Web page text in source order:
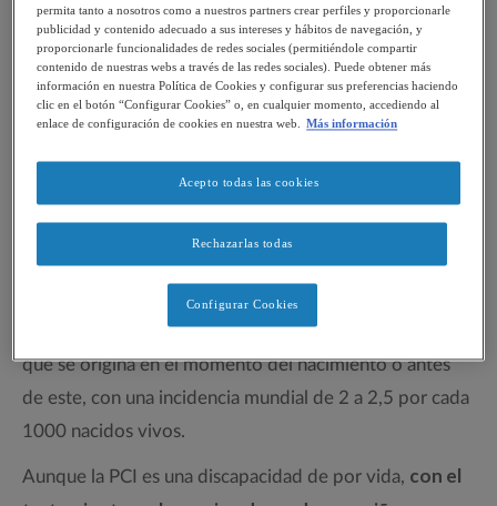
En que consiste la parálisis
cerebral infantil
La parálisis cerebral infantil (PCI) no es una
enfermedad. Se trata de untrastorno neurológico
función motora, en otras palabras: el
control muscular, la coordinación y el movimiento.
Es uno de los trastornos neurológicos más frecuentes
que se origina en el momento del nacimiento o antes
de este, con una incidencia mundial de 2 a 2,5 por cada
1000 nacidos vivos.
Aunque la PCI es una discapacidad de por vida, con el
permita tanto a nosotros como a nuestros partners crear perfiles y proporcionarle
publicidad y contenido adecuado a sus intereses y hábitos de navegación, y
proporcionarle funcionalidades de redes sociales (permitiéndole compartir
contenido de nuestras webs a través de las redes sociales). Puede obtener más
información en nuestra Política de Cookies y configurar sus preferencias haciendo
clic en el botón “Configurar Cookies” o, en cualquier momento, accediendo al
enlace de configuración de cookies en nuestra web.
Más información
Rechazarlas todas
Acepto todas las cookies
Configurar Cookies